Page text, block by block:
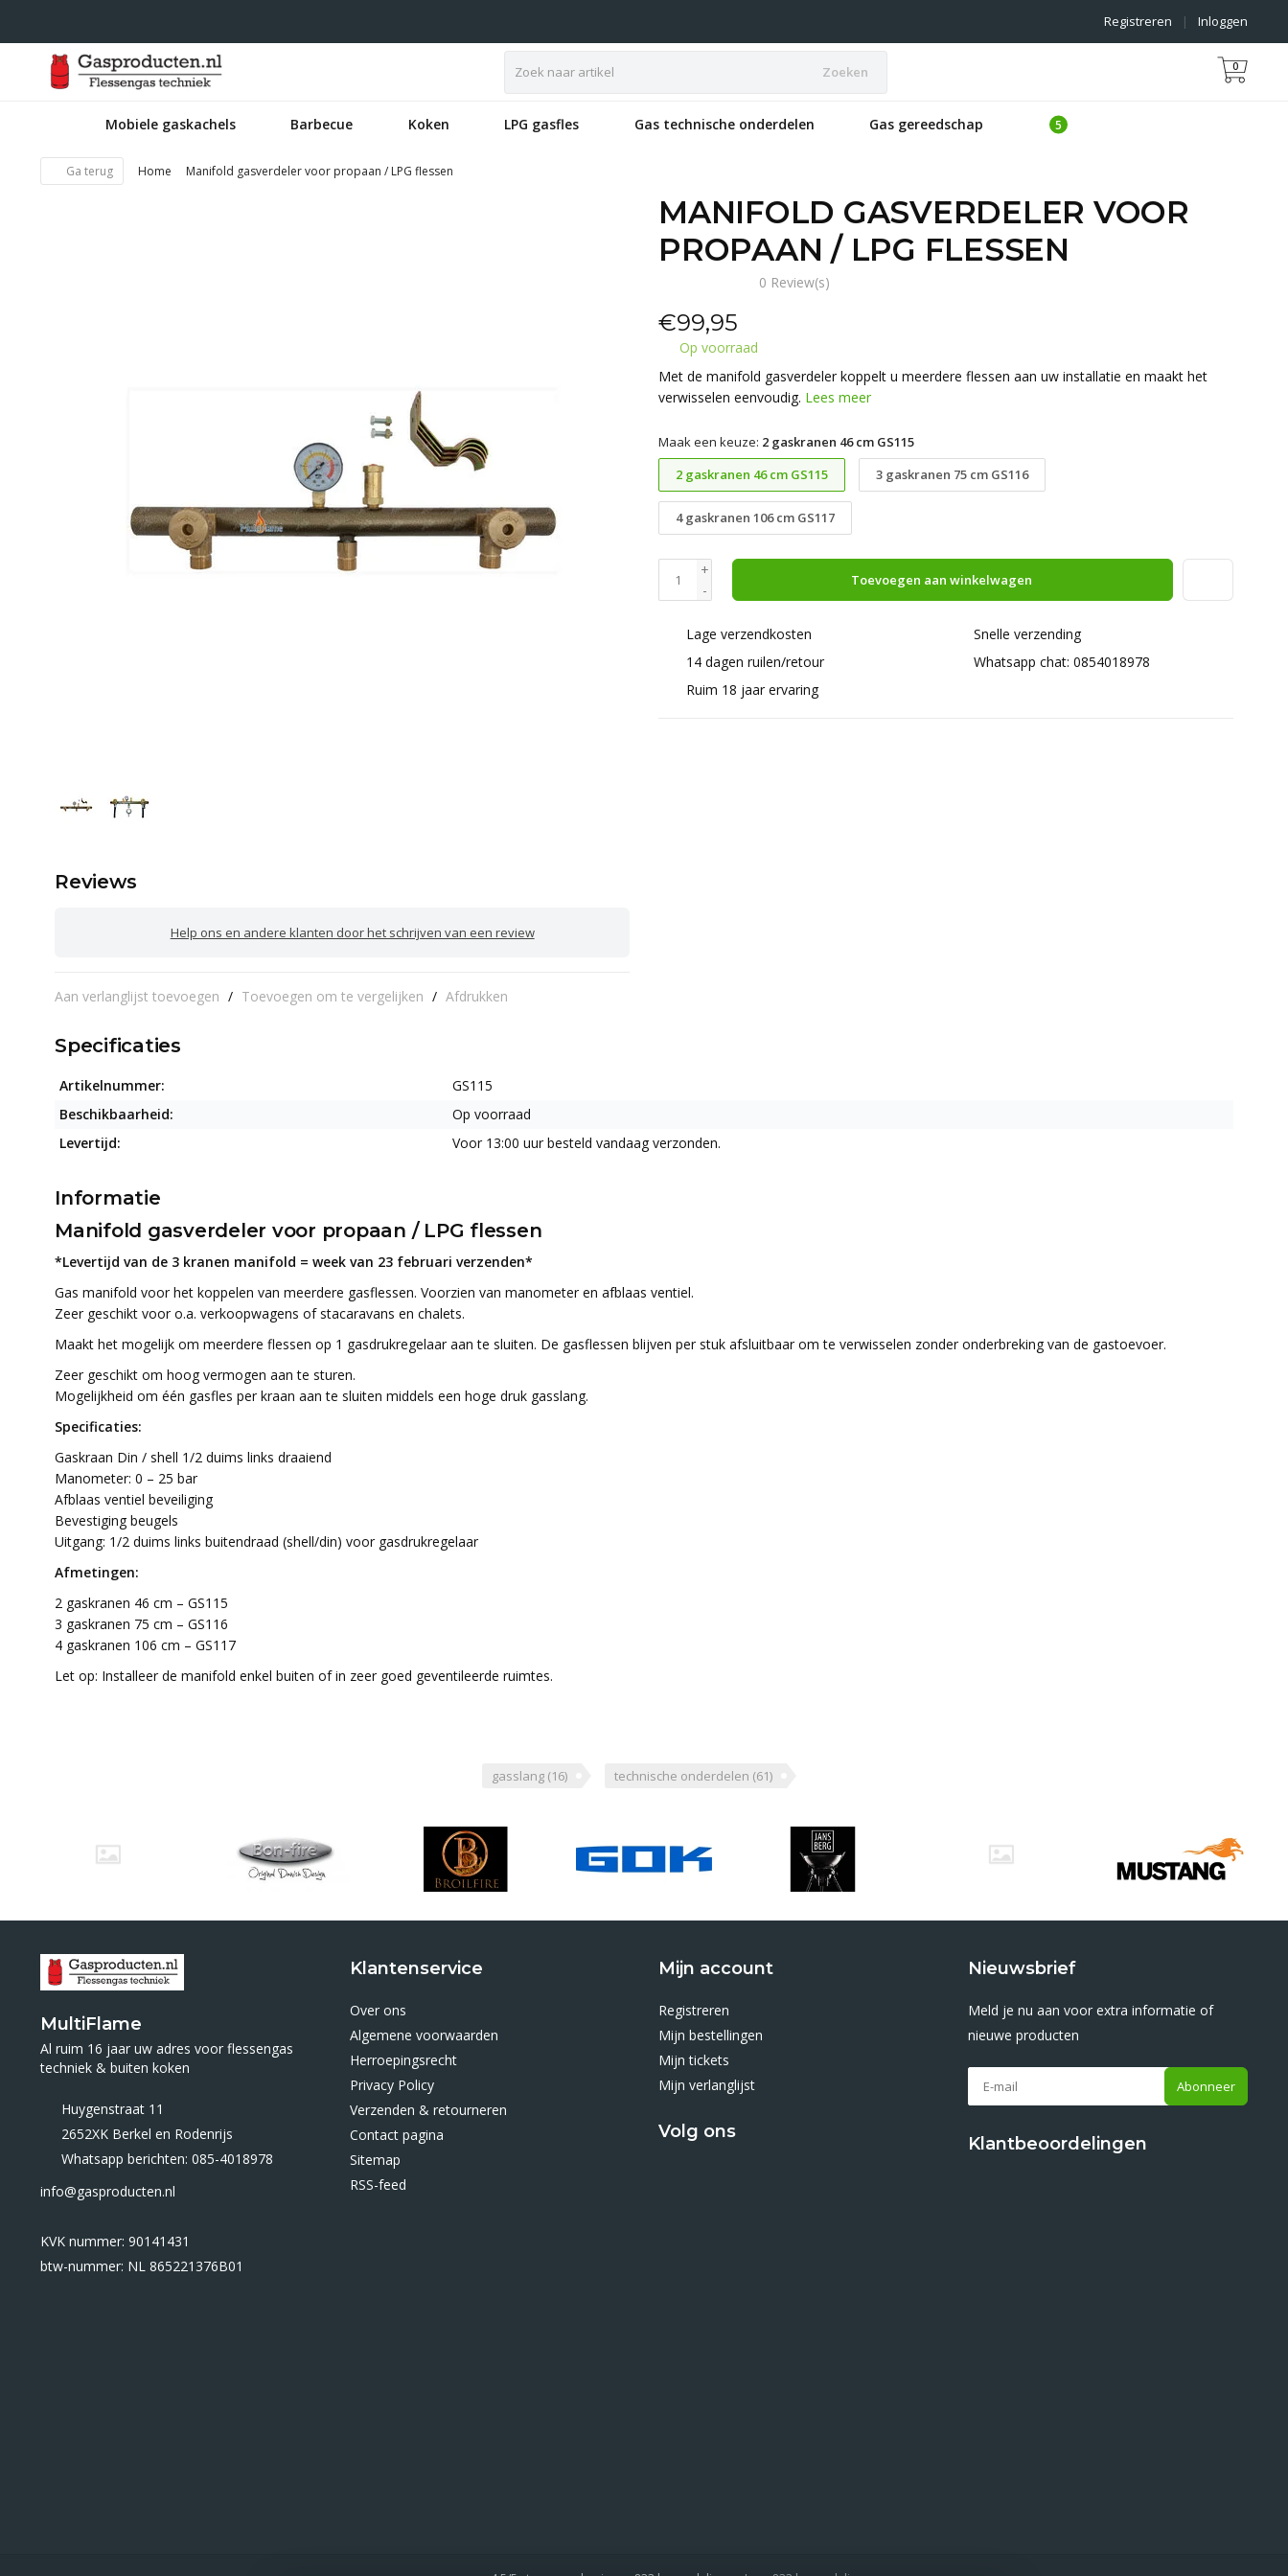
Inloggen
|
Registreren
Zoeken 0
Mobiele gaskachels Barbecue Koken LPG gasfles Gas technische onderdelen Gas gereedschap
Ga terug Home Manifold gasverdeler voor propaan / LPG flessen
Reviews
Help ons en andere klanten door het schrijven van een review
Aan verlanglijst toevoegen / Toevoegen om te vergelijken / Afdrukken
MANIFOLD GASVERDELER VOOR
PROPAAN / LPG FLESSEN
0 Review(s)
€99,95
Op voorraad
Met de manifold gasverdeler koppelt u meerdere flessen aan uw installatie en maakt het
verwisselen eenvoudig. Lees meer
Maak een keuze: 2 gaskranen 46 cm GS115
2 gaskranen 46 cm GS115
3 gaskranen 75 cm GS116
4 gaskranen 106 cm GS117
+
-
Toevoegen aan winkelwagen
Lage verzendkosten
Snelle verzending
14 dagen ruilen/retour
Whatsapp chat: 0854018978
Ruim 18 jaar ervaring
Specificaties
Artikelnummer:
GS115
Beschikbaarheid:
Op voorraad
Levertijd:
Voor 13:00 uur besteld vandaag verzonden.
Informatie
Manifold gasverdeler voor propaan / LPG flessen
*Levertijd van de 3 kranen manifold = week van 23 februari verzenden*
Gas manifold voor het koppelen van meerdere gasflessen. Voorzien van manometer en afblaas ventiel.
Zeer geschikt voor o.a. verkoopwagens of stacaravans en chalets.
Maakt het mogelijk om meerdere flessen op 1 gasdrukregelaar aan te sluiten. De gasflessen blijven per stuk afsluitbaar om te verwisselen zonder onderbreking van de gastoevoer.
Zeer geschikt om hoog vermogen aan te sturen.
Mogelijkheid om één gasfles per kraan aan te sluiten middels een hoge druk gasslang.
Specificaties:
Gaskraan Din / shell 1/2 duims links draaiend
Manometer: 0 – 25 bar
Afblaas ventiel beveiliging
Bevestiging beugels
Uitgang: 1/2 duims links buitendraad (shell/din) voor gasdrukregelaar
Afmetingen:
2 gaskranen 46 cm – GS115
3 gaskranen 75 cm – GS116
4 gaskranen 106 cm – GS117
Let op: Installeer de manifold enkel buiten of in zeer goed geventileerde ruimtes.
gasslang (16) technische onderdelen (61)
MultiFlame
Al ruim 16 jaar uw adres voor flessengas
techniek & buiten koken
Huygenstraat 11
2652XK Berkel en Rodenrijs
Whatsapp berichten: 085-4018978
info@gasproducten.nl
KVK nummer: 90141431
btw-nummer: NL 865221376B01
Klantenservice
Over ons
Algemene voorwaarden
Herroepingsrecht
Privacy Policy
Verzenden & retourneren
Contact pagina
Sitemap
RSS-feed
Mijn account
Registreren
Mijn bestellingen
Mijn tickets
Mijn verlanglijst
Volg ons
Nieuwsbrief
Meld je nu aan voor extra informatie of
nieuwe producten
Abonneer
Klantbeoordelingen